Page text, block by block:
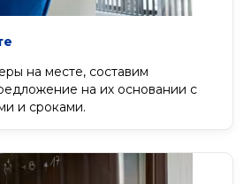
на месте, cоставим
на их основании с
и сроками.